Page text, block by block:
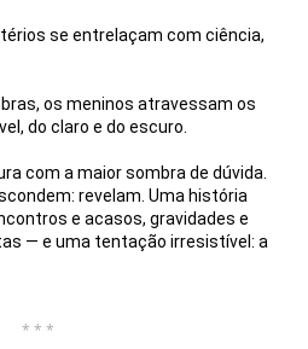
se entrelaçam com ciência,
os meninos atravessam os
do claro e do escuro.
com a maior sombra de dúvida.
revelam. Uma história
e acasos, gravidades e
— e uma tentação irresistível: a
* * *